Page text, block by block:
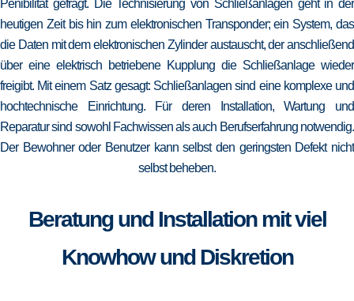
Penibilität gefragt. Die Technisierung von Schließanlagen geht in der
heutigen Zeit bis hin zum elektronischen Transponder; ein System, das
die Daten mit dem elektronischen Zylinder austauscht, der anschließend
über eine elektrisch betriebene Kupplung die Schließanlage wieder
freigibt. Mit einem Satz gesagt: Schließanlagen sind eine komplexe und
hochtechnische Einrichtung. Für deren Installation, Wartung und
Reparatur sind sowohl Fachwissen als auch Berufserfahrung notwendig.
Der Bewohner oder Benutzer kann selbst den geringsten Defekt nicht
selbst beheben.
Beratung und Installation mit viel
Knowhow und Diskretion